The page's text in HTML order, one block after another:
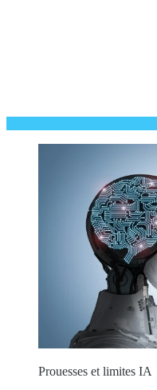
Prouesses et limites IA